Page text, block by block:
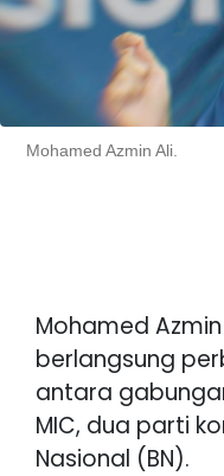
Mohamed Azmin Ali.
Mohamed
berlangsung
antara
MIC, dua parti
Nasional (BN).